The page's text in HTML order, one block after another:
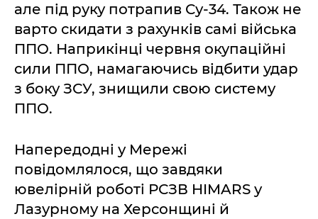
але під руку потрапив Су-34. Також не
варто скидати з рахунків самі війська
ППО. Наприкінці червня окупаційні
сили ППО, намагаючись відбити удар
з боку ЗСУ, знищили свою систему
ППО.
Напередодні у Мережі
повідомлялося, що завдяки
ювелірній роботі РСЗВ HIMARS у
Лазурному на Херсонщині й